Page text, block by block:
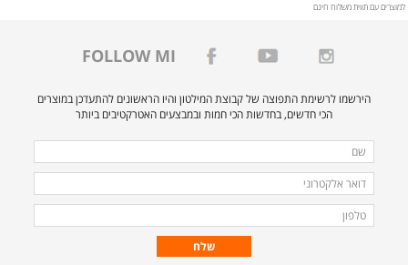
למוצרים עם תווית משלוח חינם
FOLLOW MI
הירשמו לרשימת התפוצה של קבוצת המילטון והיו הראשונים להתעדכן במוצרים
הכי חדשים, בחדשות הכי חמות ובמבצעים האטרקטיבים ביותר
מלאו
את
הפרטים
הבאים
שם
דואר
אלקטרוני
טלפון